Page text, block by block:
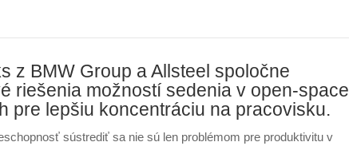
z BMW Group a Allsteel spoločne
riešenia možností sedenia v open-space
pre lepšiu koncentráciu na pracovisku.
sústrediť sa nie sú len problémom pre produktivitu v